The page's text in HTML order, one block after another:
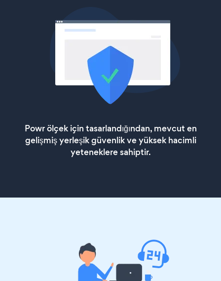
Powr ölçek için tasarlandığından, mevcut en
gelişmiş yerleşik güvenlik ve yüksek hacimli
yeteneklere sahiptir.